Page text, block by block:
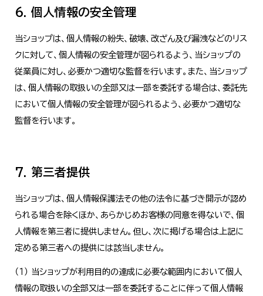
6. 個人情報の安全管理
当ショップは、個人情報の紛失、破壊、改ざん及び漏洩などのリス
クに対して、個人情報の安全管理が図られるよう、当ショップの
従業員に対し、必要かつ適切な監督を行います。また、当ショップ
は、個人情報の取扱いの全部又は一部を委託する場合は、委託先
において個人情報の安全管理が図られるよう、必要かつ適切な
監督を行います。
7. 第三者提供
当ショップは、個人情報保護法その他の法令に基づき開示が認め
られる場合を除くほか、あらかじめお客様の同意を得ないで、個
人情報を第三者に提供しません。但し、次に掲げる場合は上記に
定める第三者への提供には該当しません。
（１） 当ショップが利用目的の達成に必要な範囲内において個人
情報の取扱いの全部又は一部を委託することに伴って個人情報